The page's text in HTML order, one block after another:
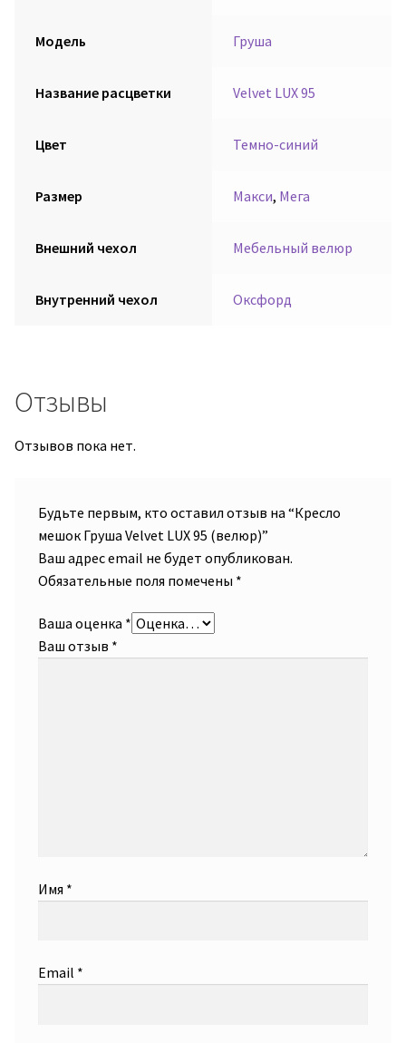
Модель Груша
Название расцветки Velvet LUX 95
Цвет Темно-синий
Размер Макси, Мега
Внешний чехол Мебельный велюр
Внутренний чехол Оксфорд
Отзывы
Отзывов пока нет.
Будьте первым, кто оставил отзыв на “Кресло
мешок Груша Velvet LUX 95 (велюр)”
Ваш адрес email не будет опубликован.
Обязательные поля помечены *
Ваша оценка *
Ваш отзыв *
Имя *
Email *